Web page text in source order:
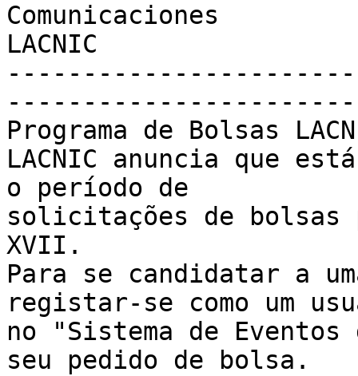
Comunicaciones
LACNIC
Programa de Bolsas
LACNIC anuncia que
o período de
solicitações de bolsas
XVII.
Para se candidatar a
registar-se como um
no "Sistema de
seu pedido de bolsa.